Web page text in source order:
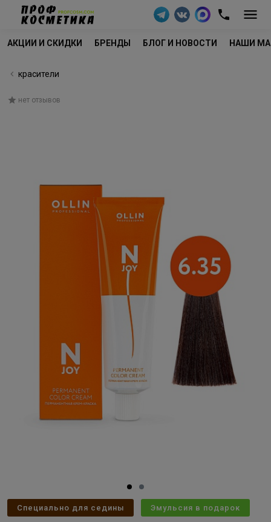
АКЦИИ И СКИДКИ БРЕНДЫ БЛОГ И НОВОСТИ НАШИ
красители
нет отзывов
Специально для седины Эмульсия в подарок